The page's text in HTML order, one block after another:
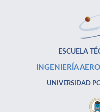
ESCUELA
INGENIERÍA
UNIVERSIDAD